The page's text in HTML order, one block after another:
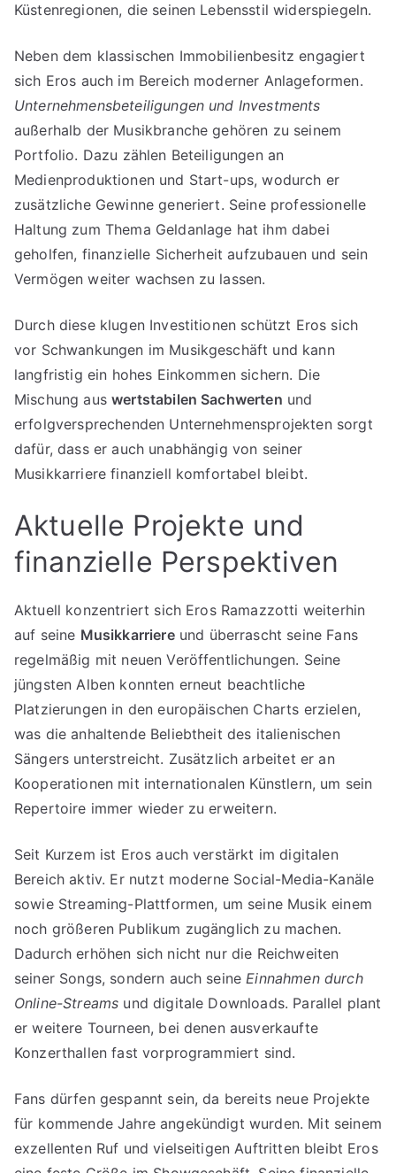
Küstenregionen, die seinen Lebensstil widerspiegeln.
Neben dem klassischen Immobilienbesitz engagiert
sich Eros auch im Bereich moderner Anlageformen.
Unternehmensbeteiligungen und Investments
außerhalb der Musikbranche gehören zu seinem
Portfolio. Dazu zählen Beteiligungen an
Medienproduktionen und Start-ups, wodurch er
zusätzliche Gewinne generiert. Seine professionelle
Haltung zum Thema Geldanlage hat ihm dabei
geholfen, finanzielle Sicherheit aufzubauen und sein
Vermögen weiter wachsen zu lassen.
Durch diese klugen Investitionen schützt Eros sich
vor Schwankungen im Musikgeschäft und kann
langfristig ein hohes Einkommen sichern. Die
Mischung auswertstabilen Sachwerten und
erfolgversprechenden Unternehmensprojekten sorgt
dafür, dass er auch unabhängig von seiner
Musikkarriere finanziell komfortabel bleibt.
Aktuelle Projekte und
finanzielle Perspektiven
Aktuell konzentriert sich Eros Ramazzotti weiterhin
auf seine Musikkarriereund überrascht seine Fans
regelmäßig mit neuen Veröffentlichungen. Seine
jüngsten Alben konnten erneut beachtliche
Platzierungen in den europäischen Charts erzielen,
was die anhaltende Beliebtheit des italienischen
Sängers unterstreicht. Zusätzlich arbeitet er an
Kooperationen mit internationalen Künstlern, um sein
Repertoire immer wieder zu erweitern.
Seit Kurzem ist Eros auch verstärkt im digitalen
Bereich aktiv. Er nutzt moderne Social-Media-Kanäle
sowie Streaming-Plattformen, um seine Musik einem
noch größeren Publikum zugänglich zu machen.
Dadurch erhöhen sich nicht nur die Reichweiten
seiner Songs, sondern auch seineEinnahmen durch
Online-Streams und digitale Downloads. Parallel plant
er weitere Tourneen, bei denen ausverkaufte
Konzerthallen fast vorprogrammiert sind.
Fans dürfen gespannt sein, da bereits neue Projekte
für kommende Jahre angekündigt wurden. Mit seinem
exzellenten Ruf und vielseitigen Auftritten bleibt Eros